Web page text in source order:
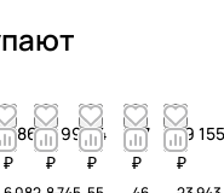
4 866
₽
6 996
₽
44
₽
37
₽
19
₽